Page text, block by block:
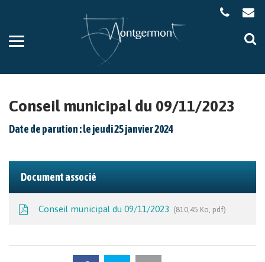
Aller
la
Conseil municipal du 09/11/2023
Date de parution : le jeudi 25 janvier 2024
Document associé
Conseil municipal du 09/11/2023 810,45 Ko, pdf